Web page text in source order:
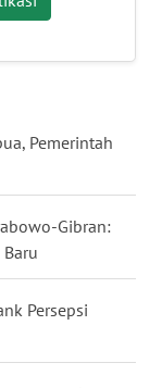
Pemerintah
Gibran:
Persepsi